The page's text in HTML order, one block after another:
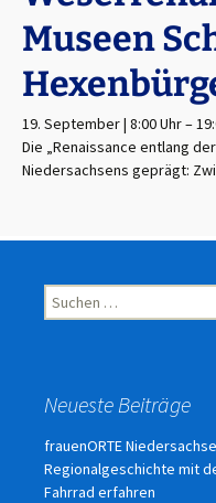
Museen
19. September | 8:00 Uhr–
Die „Renaissance entlang
Niedersachsens geprägt:
Suchen
nach:
Neueste Beiträge
frauenORTE
Regionalgeschichte mit
Fahrrad erfahren